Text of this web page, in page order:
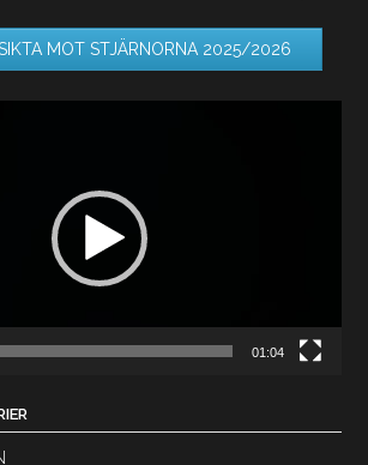
MOT STJÄRNORNA 2025/2026
01:04